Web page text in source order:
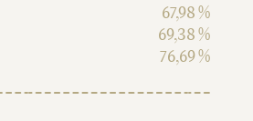
67,98 %
69,38 %
76,69 %